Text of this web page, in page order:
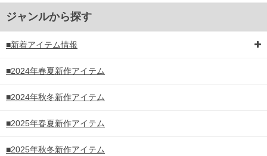
ジャンルから探す
■新着アイテム情報
■2024年春夏新作アイテム
■2024年秋冬新作アイテム
■2025年春夏新作アイテム
■2025年秋冬新作アイテム